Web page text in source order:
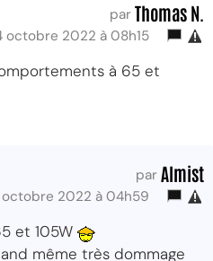
par Thomas N.
octobre 2022 à 08h15
à 65 et
par Almist
octobre 2022 à 04h59
et 105W
même très dommage